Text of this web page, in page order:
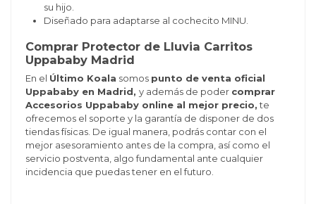
su hijo.
Diseñado para adaptarse al cochecito MINU.
Comprar Protector de Lluvia Carritos
Uppababy Madrid
En el Último Koala somos punto de venta oficial
Uppababy en Madrid, y además de poder comprar
Accesorios Uppababy online al mejor precio,te
ofrecemos el soporte y la garantía de disponer de dos
tiendas físicas. De igual manera, podrás contar con el
mejor asesoramiento antes de la compra, así como el
servicio postventa, algo fundamental ante cualquier
incidencia que puedas tener en el futuro.